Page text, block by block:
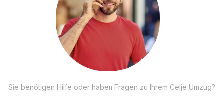
Sie benötigen Hilfe oder haben Fragen zu Ihrem Celje Umzug?